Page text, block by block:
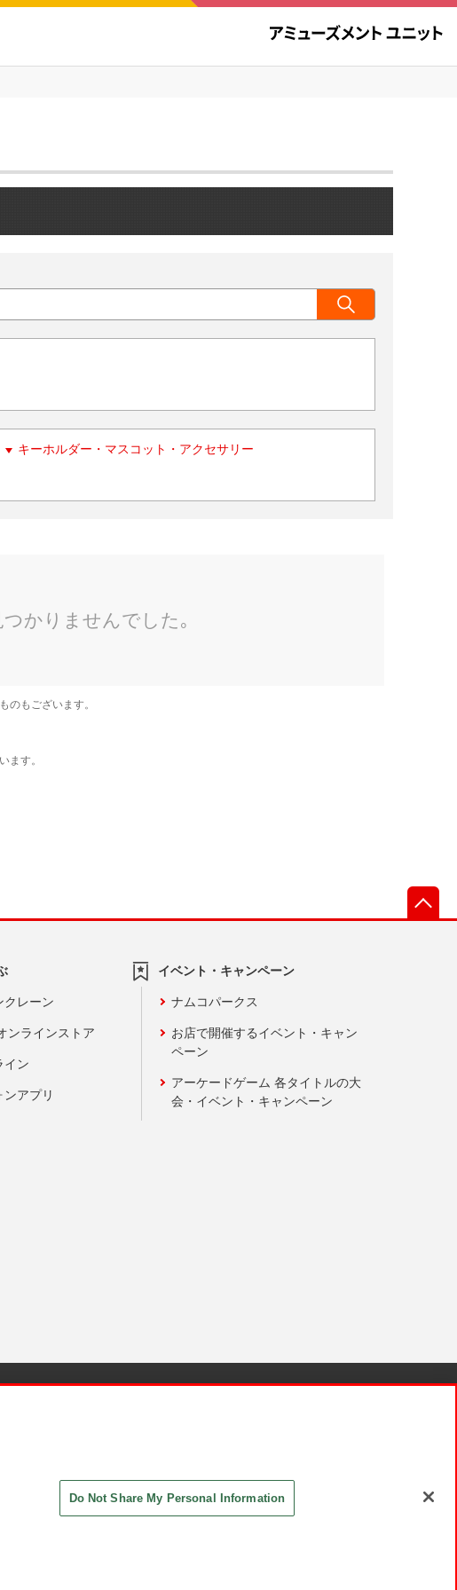
キーホルダー・マスコット・アクセサリー
クレーン
ンラインストア
イン
アプリ
イベント・キャンペーン
ナムコパークス
お店で開催するイベント・キャン
ペーン
アーケードゲーム 各タイトルの大
会・イベント・キャンペーン
Do Not Share My Personal Information